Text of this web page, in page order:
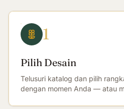
1
Pilih Desain
Telusuri katalog dan pilih
dengan momen Anda — atau